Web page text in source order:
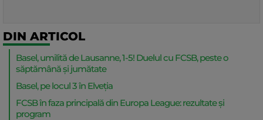
DIN ARTICOL
Basel, umilită de Lausanne, 1-5! Duelul cu FCSB, peste o
săptămână și jumătate
Basel, pe locul 3 în Elveția
FCSB în faza principală din Europa League: rezultate și
program